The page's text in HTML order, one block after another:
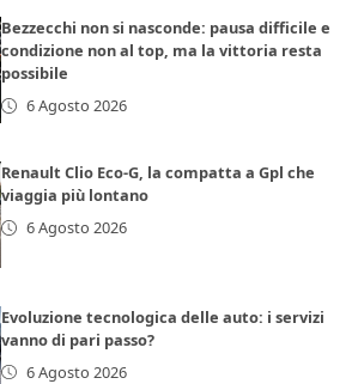
Bezzecchi non si nasconde: pausa difficile e
condizione non al top, ma la vittoria resta
possibile
6 Agosto 2026
Renault Clio Eco-G, la compatta a Gpl che
viaggia più lontano
6 Agosto 2026
Evoluzione tecnologica delle auto: i servizi
vanno di pari passo?
6 Agosto 2026